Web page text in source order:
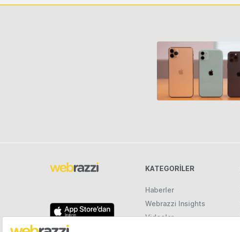
KATEGORILER
Haberler
Webrazzi Insights
Videolar